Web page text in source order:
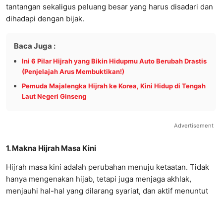
tantangan sekaligus peluang besar yang harus disadari dan
dihadapi dengan bijak.
Baca Juga :
Ini 6 Pilar Hijrah yang Bikin Hidupmu Auto Berubah Drastis
(Penjelajah Arus Membuktikan!)
Pemuda Majalengka Hijrah ke Korea, Kini Hidup di Tengah
Laut Negeri Ginseng
Advertisement
1. Makna Hijrah Masa Kini
Hijrah masa kini adalah perubahan menuju ketaatan. Tidak
hanya mengenakan hijab, tetapi juga menjaga akhlak,
menjauhi hal-hal yang dilarang syariat, dan aktif menuntut